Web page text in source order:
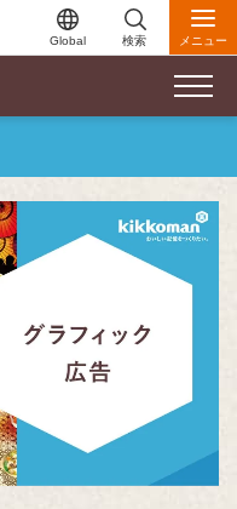
Global 検索 メニュー